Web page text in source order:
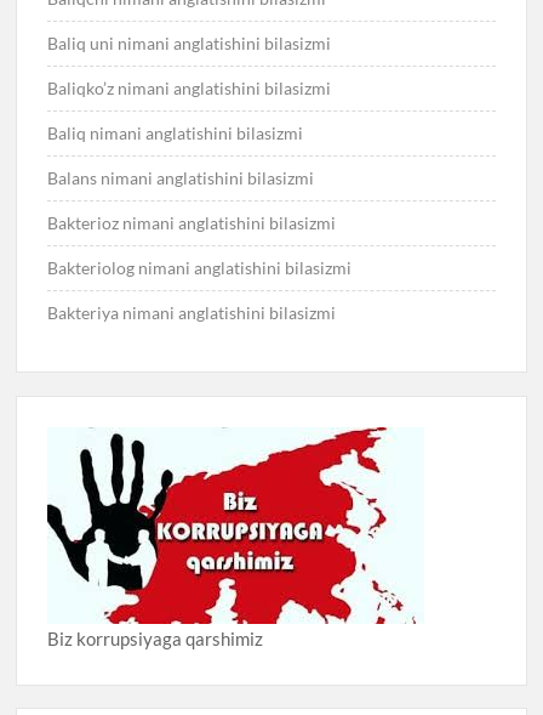
Baliq uni nimani anglatishini bilasizmi
Baliqko’z nimani anglatishini bilasizmi
Baliq nimani anglatishini bilasizmi
Balans nimani anglatishini bilasizmi
Bakterioz nimani anglatishini bilasizmi
Bakteriolog nimani anglatishini bilasizmi
Bakteriya nimani anglatishini bilasizmi
Biz korrupsiyaga qarshimiz